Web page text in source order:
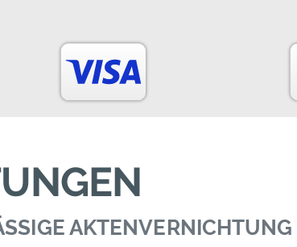
AKTENVERNICHTUNG